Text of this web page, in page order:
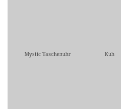
Mystic Taschenuhr Kuh